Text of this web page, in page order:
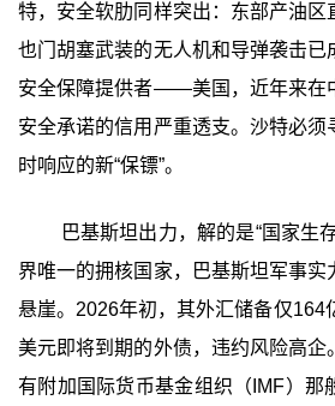
特，安全软肋同样突出：东部产油区
也门胡塞武装的无人机和导弹袭击已
安全保障提供者——美国，近年来在
安全承诺的信用严重透支。沙特必须
时响应的新“保镖”。
巴基斯坦出力，解的是“国家生
界唯一的拥核国家，巴基斯坦军事
悬崖。2026年初，其外汇储备仅164
美元即将到期的外债，违约风险高企
有附加国际货币基金组织（IMF）那